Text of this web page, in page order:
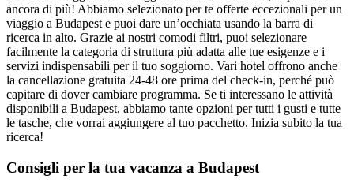
ancora di più! Abbiamo selezionato per te offerte eccezionali per un
viaggio a Budapest e puoi dare un’occhiata usando la barra di
ricerca in alto. Grazie ai nostri comodi filtri, puoi selezionare
facilmente la categoria di struttura più adatta alle tue esigenze e i
servizi indispensabili per il tuo soggiorno. Vari hotel offrono anche
la cancellazione gratuita 24-48 ore prima del check-in, perché può
capitare di dover cambiare programma. Se ti interessano le attività
disponibili a Budapest, abbiamo tante opzioni per tutti i gusti e tutte
le tasche, che vorrai aggiungere al tuo pacchetto. Inizia subito la tua
ricerca!
Consigli per la tua vacanza a Budapest